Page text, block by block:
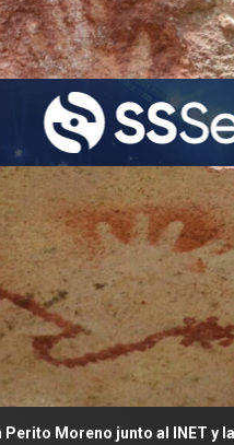
al INET y la Fundación